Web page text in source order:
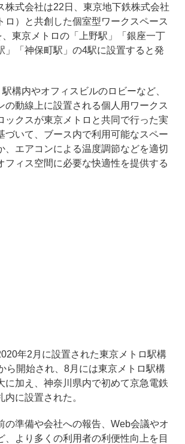
式会社は22日、東京地下鉄株式会社
ロ）と共創した個室型ワークスペース
、東京メトロの「上野駅」「銀座一丁
」「神保町駅」の4駅に設置すると発
構内やオフィスビルのロビーなど、
の動線上に設置される個人用ワークス
ックスが東京メトロと共同で行った実
づいて、ブース内で利用可能なスペー
、エアコンによる温度調節などを適切
フィス空間に必要な快適性を提供する
年2月に設置された東京メトロ駅構
ら開始され、8月には東京メトロ駅構
に加え、神奈川県内で初めて京急電鉄
に設置された。
準備や会社への報告、Web会議やオ
、より多くの利用者の利便性向上を目